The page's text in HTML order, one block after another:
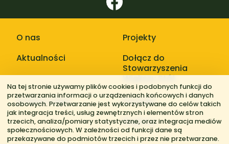
O nas
Aktualności
Projekty
Dołącz do
Stowarzyszenia
Większy Stół
Galerie zdjęć
Kontakt
Regiony
Na tej stronie używamy plików cookies i podobnych funkcji do
przetwarzania informacji o urządzeniach końcowych i danych
osobowych. Przetwarzanie jest wykorzystywane do celów takich
jak integracja treści, usług zewnętrznych i elementów stron
trzecich, analiza/pomiary statystyczne, oraz integracja mediów
społecznościowych. W zależności od funkcji dane są
przekazywane do podmiotów trzecich i przez nie przetwarzane.